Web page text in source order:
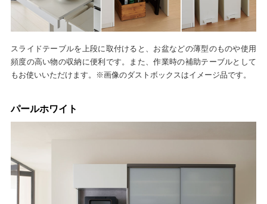
スライドテーブルを上段に取付けると、お盆などの薄型のものや使用
頻度の高い物の収納に便利です。また、作業時の補助テーブルとして
もお使いいただけます。※画像のダストボックスはイメージ品です。
パールホワイト